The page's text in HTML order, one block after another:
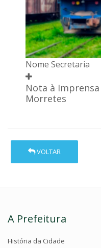
Nome Secretaria
Nota à
Morretes
VOLTAR
A Prefeitura
História da Cidade